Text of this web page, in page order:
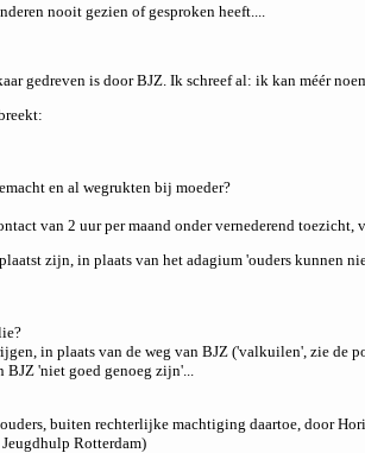
nooit gezien of gesproken heeft....
gedreven is door BJZ. Ik schreef al: ik kan méér
en al wegrukten bij moeder?
van 2 uur per maand onder vernederend toezicht,
zijn, in plaats van het adagium 'ouders kunnen
in plaats van de weg van BJZ ('valkuilen', zie de
BJZ 'niet goed genoeg zijn'...
buiten rechterlijke machtiging daartoe, door
Rotterdam)